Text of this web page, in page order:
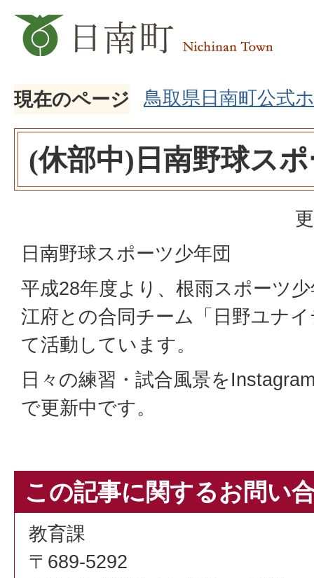
現在のページ 鳥取県日南町公式
(休部中)日南野球ス
日南野球スポーツ少年団
平成28年度より、根雨スポーツ
江府との合同チーム「日野ユナ
て活動しています。
日々の練習・試合風景を
で更新中です。
この記事に関するお問い
教育課
〒689-5292